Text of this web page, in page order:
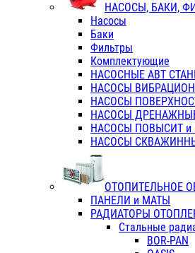
НАСОСЫ, БАКИ,
Насосы
Баки
Фильтры
Комплектующие
НАСОСНЫЕ АВТ
НАСОСЫ
НАСОСЫ
НАСОСЫ
НАСОСЫ ПОВЫСИТ
НАСОСЫ
ОТОПИТЕЛЬНОЕ
ПАНЕЛИ и МАТЫ
РАДИАТОРЫ
Стальные
BOR-PAN